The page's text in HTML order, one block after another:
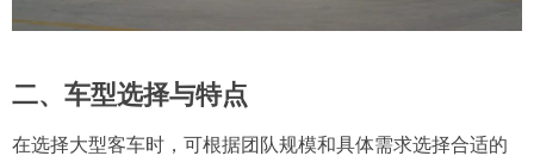
二、车型选择与特点
在选择大型客车时，可根据团队规模和具体需求选择合适的